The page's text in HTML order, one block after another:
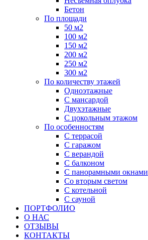
Бетон
По площади
50 м2
100 м2
150 м2
200 м2
250 м2
300 м2
По количеству этажей
Одноэтажные
С мансардой
Двухэтажные
С цокольным этажом
По особенностям
С террасой
С гаражом
С верандой
С балконом
С панорамными окнами
Со вторым светом
С котельной
С сауной
ПОРТФОЛИО
О НАС
ОТЗЫВЫ
КОНТАКТЫ